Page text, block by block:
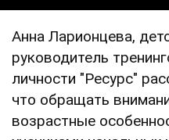
Анна Ларионцева,
руководитель
личности "Ресурс"
что обращать
возрастные